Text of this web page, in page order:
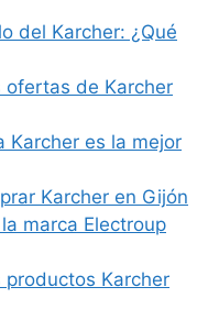
del Karcher: ¿Qué
ofertas de Karcher
Karcher es la mejor
Karcher en Gijón
marca Electroup
productos Karcher